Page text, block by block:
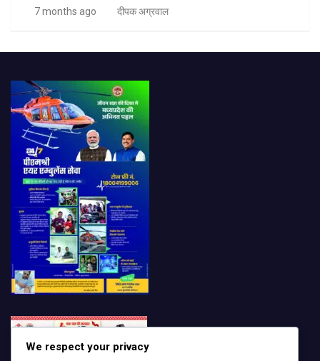
7 months ago दीपक अग्रवाल
We respect your privacy